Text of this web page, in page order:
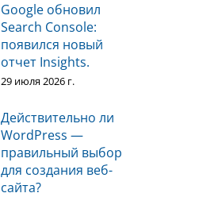
Google обновил
Search Console:
появился новый
отчет Insights.
29 июля 2026 г.
Действительно ли
WordPress —
правильный выбор
для создания веб-
сайта?